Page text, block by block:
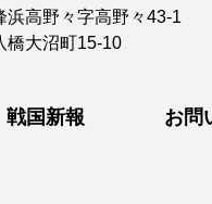
浜高野々字高野々43-1
橋大沼町15-10
戦国新報 お問